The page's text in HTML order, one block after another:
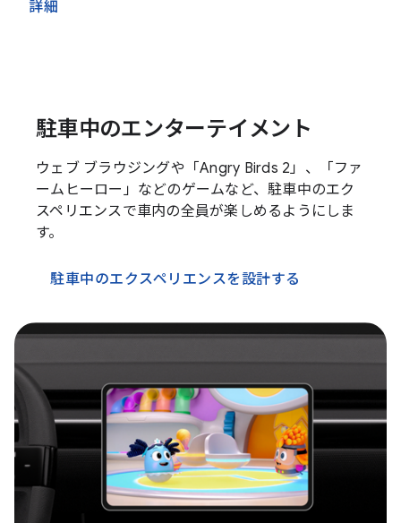
詳細
駐車中のエンターテイメント
ウェブ ブラウジングや「Angry Birds 2」、「ファ
ームヒーロー」などのゲームなど、駐車中のエク
スペリエンスで車内の全員が楽しめるようにしま
す。
駐車中のエクスペリエンスを設計する